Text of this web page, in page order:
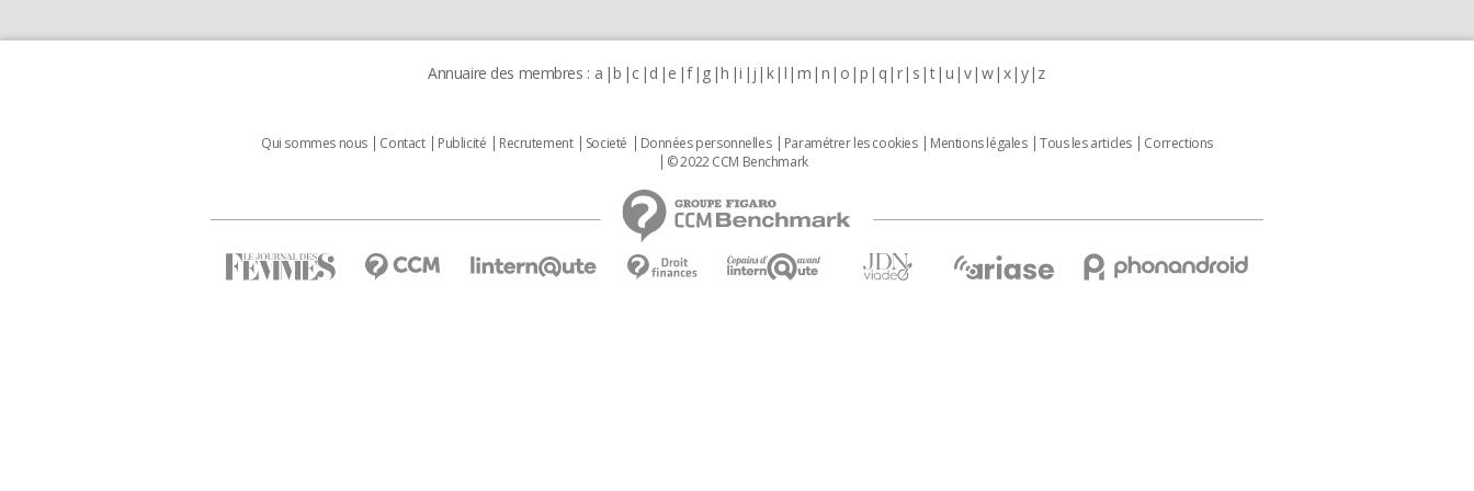
Annuaire des membres : a b c d e f g h i j k l m n o p q r s t u v w x y z
Qui sommes nous Contact Publicité Recrutement Societé Données personnelles Paramétrer les cookies Mentions légales Tous les articles
Corrections
© 2022 CCM Benchmark